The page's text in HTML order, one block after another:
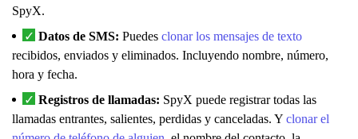
SpyX.
Datos de SMS: Puedes clonar los mensajes de texto
recibidos, enviados y eliminados. Incluyendo nombre, número,
hora y fecha.
Registros de llamadas: SpyX puede registrar todas las
llamadas entrantes, salientes, perdidas y canceladas. Y clonar el